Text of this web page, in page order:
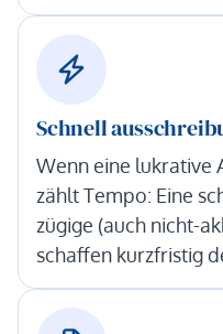
Schnell
Wenn eine lukrative
zählt Tempo: Eine
zügige (auch nicht-
schaffen kurzfristig